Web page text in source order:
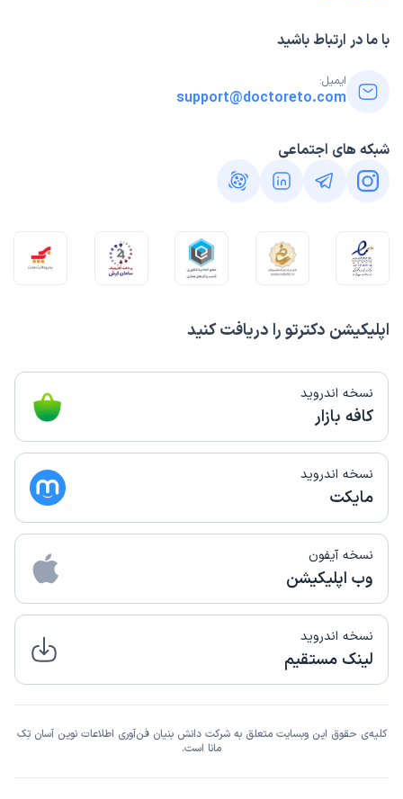
اپلیکیشن دکترتو را دریافت کنید
نسخه اندروید
کافه بازار
نسخه اندروید
مایکت
نسخه آیفون
وب اپلیکیشن
نسخه اندروید
لینک مستقیم
با ما در ارتباط باشید
ایمیل:
support@doctoreto.com
شبکه های اجتماعی
کلیه‌ی حقوق این وبسایت متعلق به شرکت دانش بنیان فن‌آوری اطلاعات نوین آسان تِک
مانا است.